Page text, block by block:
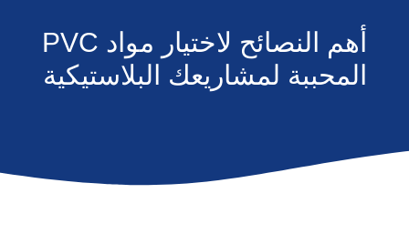
أهم النصائح لاختيار مواد PVC
المحببة لمشاريعك البلاستيكية